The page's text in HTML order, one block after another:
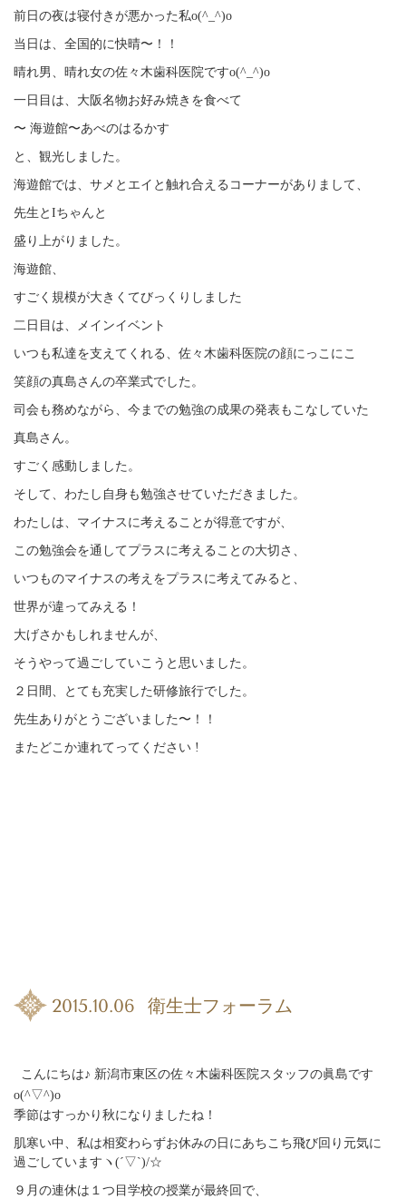
前日の夜は寝付きが悪かった私o(^_^)o
当日は、全国的に快晴〜！！
晴れ男、晴れ女の佐々木歯科医院ですo(^_^)o
一日目は、大阪名物お好み焼きを食べて
〜 海遊館〜あべのはるかす
と、観光しました。
海遊館では、サメとエイと触れ合えるコーナーがありまして、
先生とIちゃんと
盛り上がりました。
海遊館、
すごく規模が大きくてびっくりしました
二日目は、メインイベント
いつも私達を支えてくれる、佐々木歯科医院の顔にっこにこ
笑顔の真島さんの卒業式でした。
司会も務めながら、今までの勉強の成果の発表もこなしていた
真島さん。
すごく感動しました。
そして、わたし自身も勉強させていただきました。
わたしは、マイナスに考えることが得意ですが、
この勉強会を通してプラスに考えることの大切さ、
いつものマイナスの考えをプラスに考えてみると、
世界が違ってみえる！
大げさかもしれませんが、
そうやって過ごしていこうと思いました。
２日間、とても充実した研修旅行でした。
先生ありがとうございました〜！！
またどこか連れてってください !
2015.10.06 衛生士フォーラム
こんにちは♪ 新潟市東区の佐々木歯科医院スタッフの眞島です
o(^▽^)o
季節はすっかり秋になりましたね！
肌寒い中、私は相変わらずお休みの日にあちこち飛び回り元気に
過ごしていますヽ(´▽`)/☆
９月の連休は１つ目学校の授業が最終回で、